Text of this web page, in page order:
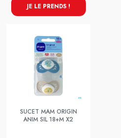
JE LE PRENDS !
SUCET MAM ORIGIN
ANIM SIL 18+M X2